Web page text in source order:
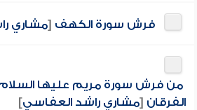
فرش سورة الكهف [مشاري
من فرش سورة مريم عليها
الفرقان [مشاري راشد العفاسي]